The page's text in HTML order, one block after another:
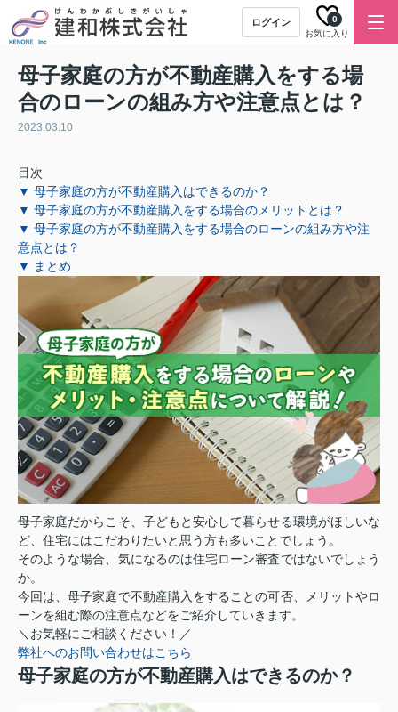
ログイン
お気に入り
0
母子家庭の方が不動産購入をする場
合のローンの組み方や注意点とは？
2023.03.10
目次
▼ 母子家庭の方が不動産購入はできるのか？
▼ 母子家庭の方が不動産購入をする場合のメリットとは？
▼ 母子家庭の方が不動産購入をする場合のローンの組み方や注
意点とは？
▼ まとめ
母子家庭だからこそ、子どもと安心して暮らせる環境がほしいな
ど、住宅にはこだわりたいと思う方も多いことでしょう。
そのような場合、気になるのは住宅ローン審査ではないでしょう
か。
今回は、母子家庭で不動産購入をすることの可否、メリットやロ
ーンを組む際の注意点などをご紹介していきます。
＼お気軽にご相談ください！／
弊社へのお問い合わせはこちら
母子家庭の方が不動産購入はできるのか？